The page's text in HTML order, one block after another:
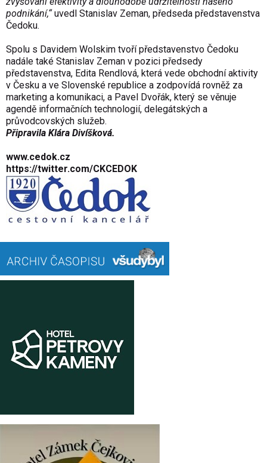
podnikání,“ uvedl Stanislav Zeman, předseda představenstva
Čedoku.
Spolu s Davidem Wolskim tvoří představenstvo Čedoku
nadále také Stanislav Zeman v pozici předsedy
představenstva, Edita Rendlová, která vede obchodní aktivity
v Česku a ve Slovenské republice a zodpovídá rovněž za
marketing a komunikaci, a Pavel Dvořák, který se věnuje
agendě informačních technologií, delegátských a
průvodcovských služeb.
Připravila Klára Divíšková.
www.cedok.cz
https://twitter.com/CKCEDOK